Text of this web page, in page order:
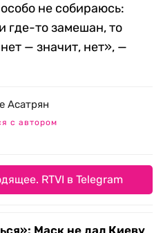
не собираюсь:
где-то замешан, то
— значит, нет», —
Асатрян
с автором
RTVI в Telegram